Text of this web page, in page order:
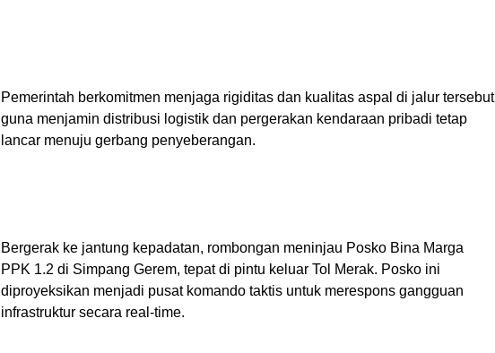
Pemerintah berkomitmen menjaga rigiditas dan kualitas aspal di jalur tersebut
guna menjamin distribusi logistik dan pergerakan kendaraan pribadi tetap
lancar menuju gerbang penyeberangan.
Bergerak ke jantung kepadatan, rombongan meninjau Posko Bina Marga
PPK 1.2 di Simpang Gerem, tepat di pintu keluar Tol Merak. Posko ini
diproyeksikan menjadi pusat komando taktis untuk merespons gangguan
infrastruktur secara real-time.